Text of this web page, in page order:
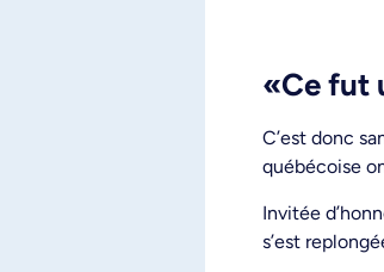
«Ce fut
C’est donc
québécoise
Invitée
s’est